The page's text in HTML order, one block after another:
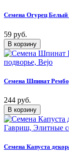
Семена Огурец Белый
59 руб.
Семена Шпинат
244 руб.
Семена Капуста